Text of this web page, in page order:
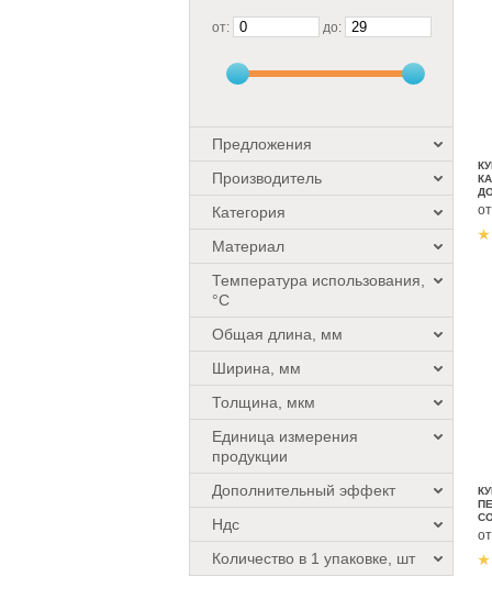
от: до:
Предложения
Производитель
Категория
Материал
Температура использования,
°C
Общая длина, мм
Ширина, мм
Толщина, мкм
Единица измерения
продукции
Дополнительный эффект
Ндс
Количество в 1 упаковке, шт
от
от